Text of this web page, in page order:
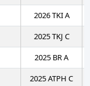
2026 TKI A
2025 TKJ C
2025 BR A
2025 ATPH C